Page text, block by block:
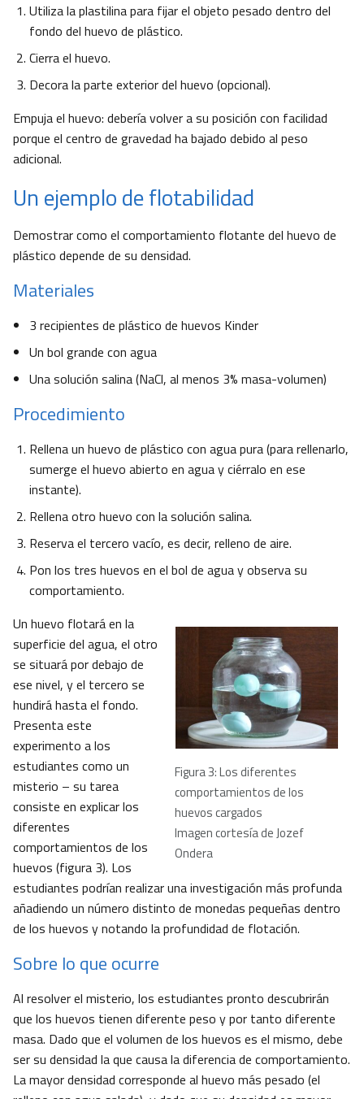
Utiliza la plastilina para fijar el objeto pesado dentro del
fondo del huevo de plástico.
Cierra el huevo.
Decora la parte exterior del huevo (opcional).
Empuja el huevo: debería volver a su posición con facilidad
porque el centro de gravedad ha bajado debido al peso
adicional.
Un ejemplo de flotabilidad
Demostrar como el comportamiento flotante del huevo de
plástico depende de su densidad.
Materiales
3 recipientes de plástico de huevos Kinder
Un bol grande con agua
Una solución salina (NaCl, al menos 3% masa-volumen)
Procedimiento
Rellena un huevo de plástico con agua pura (para rellenarlo,
sumerge el huevo abierto en agua y ciérralo en ese
instante).
Rellena otro huevo con la solución salina.
Reserva el tercero vacío, es decir, relleno de aire.
Pon los tres huevos en el bol de agua y observa su
comportamiento.
Figura 3: Los diferentes
comportamientos de los
huevos cargados
Imagen cortesía de Jozef
Ondera
Un huevo flotará en la
superficie del agua, el otro
se situará por debajo de
ese nivel, y el tercero se
hundirá hasta el fondo.
Presenta este
experimento a los
estudiantes como un
misterio – su tarea
consiste en explicar los
diferentes
comportamientos de los
huevos (figura 3). Los
estudiantes podrían realizar una investigación más profunda
añadiendo un número distinto de monedas pequeñas dentro
de los huevos y notando la profundidad de flotación.
Sobre lo que ocurre
Al resolver el misterio, los estudiantes pronto descubrirán
que los huevos tienen diferente peso y por tanto diferente
masa. Dado que el volumen de los huevos es el mismo, debe
ser su densidad la que causa la diferencia de comportamiento.
La mayor densidad corresponde al huevo más pesado (el